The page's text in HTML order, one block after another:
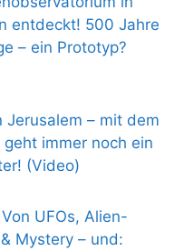
entdeckt! 500 Jahre
– ein Prototyp?
Jerusalem – mit dem
geht immer noch ein
(Video)
UFOs, Alien-
Mystery – und: